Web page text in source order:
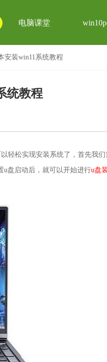
电脑课堂
安装win11系统教程
统教程
轻松实现安装系统了，首先我
u盘启动后，就可以开始进行u盘